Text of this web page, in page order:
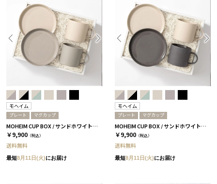
モヘイム
プレート マグカップ
MOHEIM CUP BOX / サンドホワイト＆グレー［モヘイム］
￥9,900 （税込）
送料無料
最短8月11日(火)にお届け
モヘイム
プレート マグカップ
MOHEIM CUP BOX / サンドホワイト＆ブラック［モヘイム］
￥9,900 （税込）
送料無料
最短8月11日(火)にお届け